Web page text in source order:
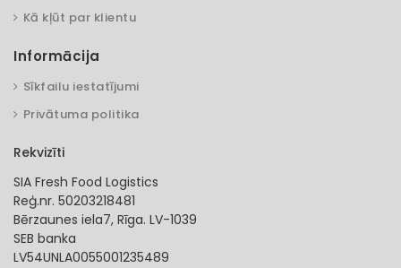
Kā kļūt par klientu
Informācija
Sīkfailu iestatījumi
Privātuma politika
Rekvizīti
SIA Fresh Food Logistics
Reģ.nr. 50203218481
Bērzaunes iela7, Rīga. LV-1039
SEB banka
LV54UNLA0055001235489